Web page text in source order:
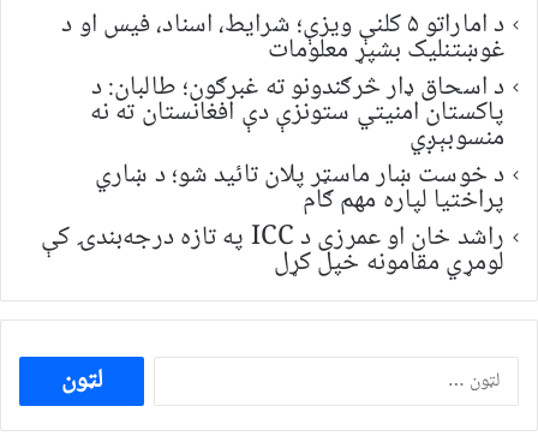
د اماراتو ۵ کلنې ویزې؛ شرایط، اسناد، فیس او د
غوښتنلیک بشپړ معلومات
د اسحاق ډار څرګندونو ته غبرګون؛ طالبان: د
پاکستان امنیتي ستونزې دې افغانستان ته نه
منسوبېږي
د خوست ښار ماسټر پلان تائید شو؛ د ښاري
پراختیا لپاره مهم ګام
راشد خان او عمرزی د ICC په تازه درجه‌بندۍ کې
لومړي مقامونه خپل کړل
ددی
لپاره
لټون: